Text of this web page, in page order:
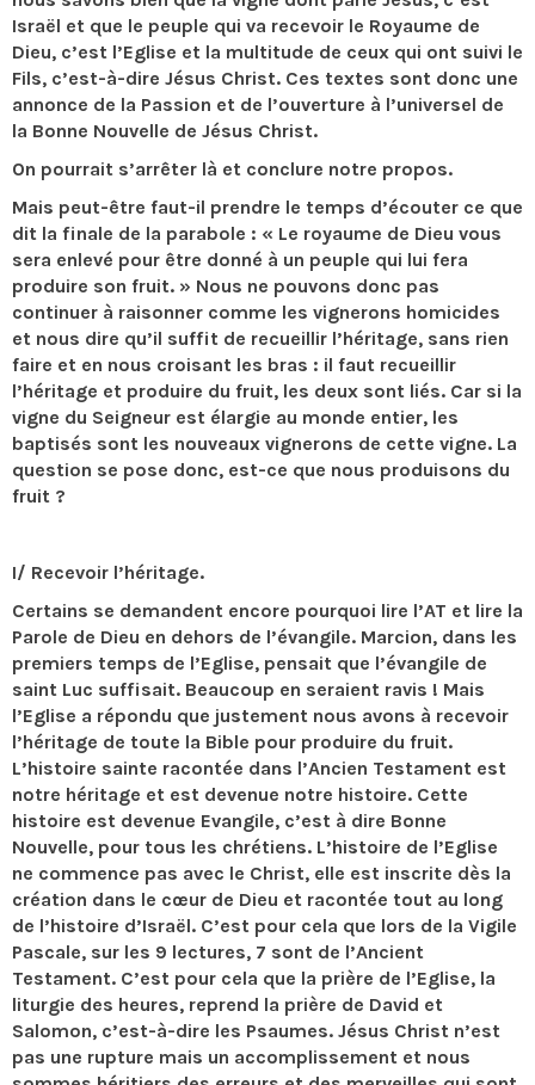
Israël et que le peuple qui va recevoir le Royaume de
Dieu, c’est l’Eglise et la multitude de ceux qui ont suivi le
Fils, c’est-à-dire Jésus Christ. Ces textes sont donc une
annonce de la Passion et de l’ouverture à l’universel de
la Bonne Nouvelle de Jésus Christ.
On pourrait s’arrêter là et conclure notre propos.
Mais peut-être faut-il prendre le temps d’écouter ce que
dit la finale de la parabole : « Le royaume de Dieu vous
sera enlevé pour être donné à un peuple qui lui fera
produire son fruit. » Nous ne pouvons donc pas
continuer à raisonner comme les vignerons homicides
et nous dire qu’il suffit de recueillir l’héritage, sans rien
faire et en nous croisant les bras : il faut recueillir
l’héritage et produire du fruit, les deux sont liés. Car si la
vigne du Seigneur est élargie au monde entier, les
baptisés sont les nouveaux vignerons de cette vigne. La
question se pose donc, est-ce que nous produisons du
fruit ?
I/ Recevoir l’héritage.
Certains se demandent encore pourquoi lire l’AT et lire la
Parole de Dieu en dehors de l’évangile. Marcion, dans les
premiers temps de l’Eglise, pensait que l’évangile de
saint Luc suffisait. Beaucoup en seraient ravis ! Mais
l’Eglise a répondu que justement nous avons à recevoir
l’héritage de toute la Bible pour produire du fruit.
L’histoire sainte racontée dans l’Ancien Testament est
notre héritage et est devenue notre histoire. Cette
histoire est devenue Evangile, c’est à dire Bonne
Nouvelle, pour tous les chrétiens. L’histoire de l’Eglise
ne commence pas avec le Christ, elle est inscrite dès la
création dans le cœur de Dieu et racontée tout au long
de l’histoire d’Israël. C’est pour cela que lors de la Vigile
Pascale, sur les 9 lectures, 7 sont de l’Ancient
Testament. C’est pour cela que la prière de l’Eglise, la
liturgie des heures, reprend la prière de David et
Salomon, c’est-à-dire les Psaumes. Jésus Christ n’est
pas une rupture mais un accomplissement et nous